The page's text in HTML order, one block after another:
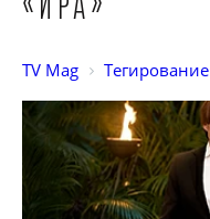
TV Mag Тегирование